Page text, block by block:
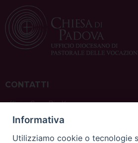
CONTATTI
ufficio: Casa Pio X
via Bonporti, 20 – 35141 Padova
tel: +39 351 619 2354
e mail:ufficiovocazionipadova@gmail.
Informativa
Utilizziamo cookie o tecnologie